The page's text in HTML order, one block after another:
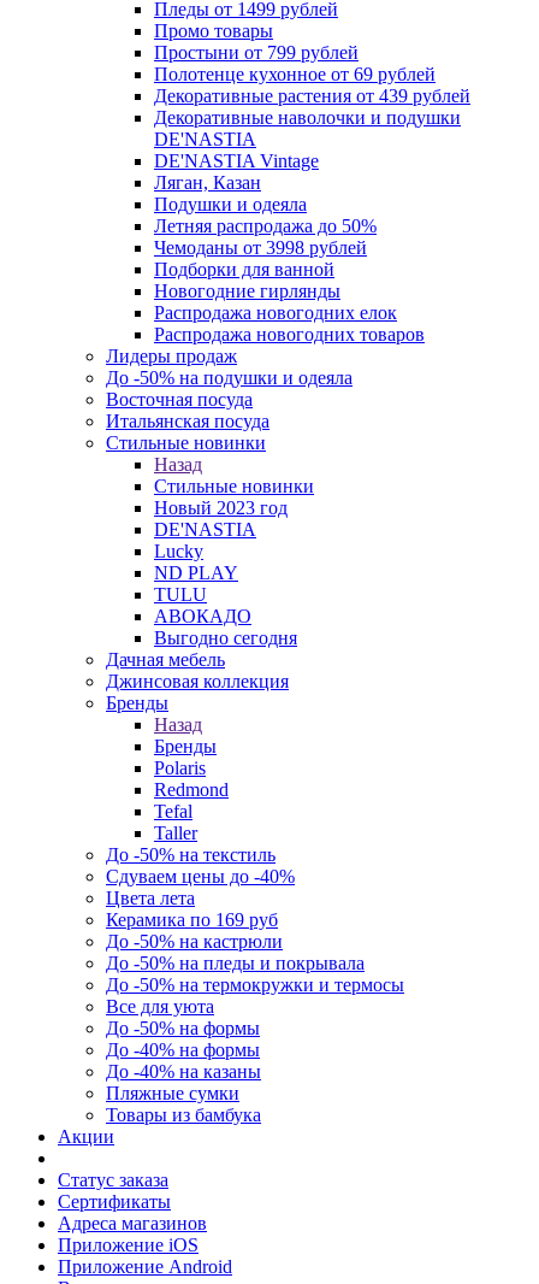
Пледы от 1499 рублей
Промо товары
Простыни от 799 рублей
Полотенце кухонное от 69 рублей
Декоративные растения от 439 рублей
Декоративные наволочки и подушки
DE'NASTIA
DE'NASTIA Vintage
Ляган, Казан
Подушки и одеяла
Летняя распродажа до 50%
Чемоданы от 3998 рублей
Подборки для ванной
Новогодние гирлянды
Распродажа новогодних елок
Распродажа новогодних товаров
Лидеры продаж
До -50% на подушки и одеяла
Восточная посуда
Итальянская посуда
Стильные новинки
Назад
Стильные новинки
Новый 2023 год
DE'NASTIA
Lucky
ND PLAY
TULU
АВОКАДО
Выгодно сегодня
Дачная мебель
Джинсовая коллекция
Бренды
Назад
Бренды
Polaris
Redmond
Tefal
Taller
До -50% на текстиль
Сдуваем цены до -40%
Цвета лета
Керамика по 169 руб
До -50% на кастрюли
До -50% на пледы и покрывала
До -50% на термокружки и термосы
Все для уюта
До -50% на формы
До -40% на формы
До -40% на казаны
Пляжные сумки
Товары из бамбука
Акции
Статус заказа
Сертификаты
Адреса магазинов
Приложение iOS
Приложение Android